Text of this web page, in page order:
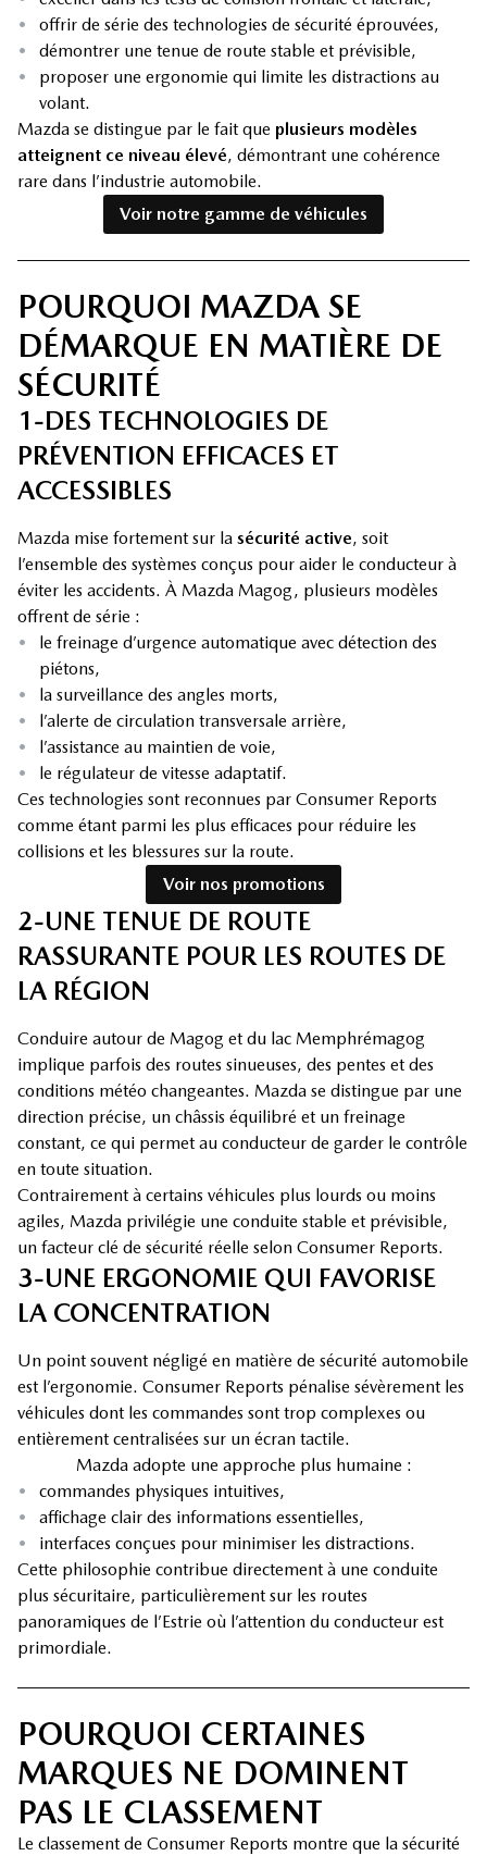
•
offrir de série des technologies de sécurité éprouvées,
•
démontrer une tenue de route stable et prévisible,
•
proposer une ergonomie qui limite les distractions au
volant.
Mazda se distingue par le fait que plusieurs modèles
atteignent ce niveau élevé, démontrant une cohérence
rare dans l’industrie automobile.
Voir notre gamme de véhicules
POURQUOI MAZDA SE
DÉMARQUE EN MATIÈRE DE
SÉCURITÉ
1-DES TECHNOLOGIES DE
PRÉVENTION EFFICACES ET
ACCESSIBLES
Mazda mise fortement sur la sécurité active, soit
l’ensemble des systèmes conçus pour aider le conducteur à
éviter les accidents. À Mazda Magog, plusieurs modèles
offrent de série :
•
le freinage d’urgence automatique avec détection des
piétons,
•
la surveillance des angles morts,
•
l’alerte de circulation transversale arrière,
•
l’assistance au maintien de voie,
•
le régulateur de vitesse adaptatif.
Ces technologies sont reconnues par Consumer Reports
comme étant parmi les plus efficaces pour réduire les
collisions et les blessures sur la route.
Voir nos promotions
2-UNE TENUE DE ROUTE
RASSURANTE POUR LES ROUTES DE
LA RÉGION
Conduire autour de Magog et du lac Memphrémagog
implique parfois des routes sinueuses, des pentes et des
conditions météo changeantes. Mazda se distingue par une
direction précise, un châssis équilibré et un freinage
constant, ce qui permet au conducteur de garder le contrôle
en toute situation.
Contrairement à certains véhicules plus lourds ou moins
agiles, Mazda privilégie une conduite stable et prévisible,
un facteur clé de sécurité réelle selon Consumer Reports.
3-UNE ERGONOMIE QUI FAVORISE
LA CONCENTRATION
Un point souvent négligé en matière de sécurité automobile
est l’ergonomie. Consumer Reports pénalise sévèrement les
véhicules dont les commandes sont trop complexes ou
entièrement centralisées sur un écran tactile.
Mazda adopte une approche plus humaine :
•
commandes physiques intuitives,
•
affichage clair des informations essentielles,
•
interfaces conçues pour minimiser les distractions.
Cette philosophie contribue directement à une conduite
plus sécuritaire, particulièrement sur les routes
panoramiques de l’Estrie où l’attention du conducteur est
primordiale.
POURQUOI CERTAINES
MARQUES NE DOMINENT
PAS LE CLASSEMENT
Le classement de Consumer Reports montre que la sécurité